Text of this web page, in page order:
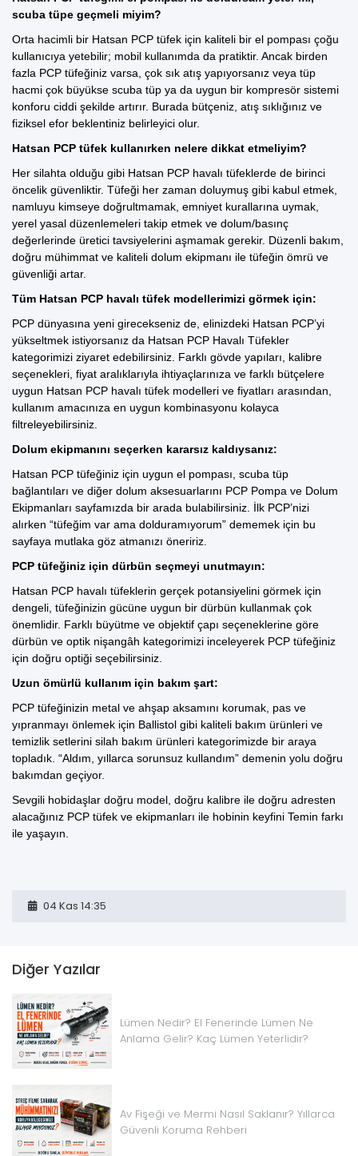
scuba tüpe geçmeli miyim?
Orta hacimli bir Hatsan PCP tüfek için kaliteli bir el pompası çoğu
kullanıcıya yetebilir; mobil kullanımda da pratiktir. Ancak birden
fazla PCP tüfeğiniz varsa, çok sık atış yapıyorsanız veya tüp
hacmi çok büyükse scuba tüp ya da uygun bir kompresör sistemi
konforu ciddi şekilde artırır. Burada bütçeniz, atış sıklığınız ve
fiziksel efor beklentiniz belirleyici olur.
Hatsan PCP tüfek kullanırken nelere dikkat etmeliyim?
Her silahta olduğu gibi Hatsan PCP havalı tüfeklerde de birinci
öncelik güvenliktir. Tüfeği her zaman doluymuş gibi kabul etmek,
namluyu kimseye doğrultmamak, emniyet kurallarına uymak,
yerel yasal düzenlemeleri takip etmek ve dolum/basınç
değerlerinde üretici tavsiyelerini aşmamak gerekir. Düzenli bakım,
doğru mühimmat ve kaliteli dolum ekipmanı ile tüfeğin ömrü ve
güvenliği artar.
Tüm Hatsan PCP havalı tüfek modellerimizi görmek için:
PCP dünyasına yeni girecekseniz de, elinizdeki Hatsan PCP’yi
yükseltmek istiyorsanız da Hatsan PCP Havalı Tüfekler
kategorimizi ziyaret edebilirsiniz. Farklı gövde yapıları, kalibre
seçenekleri, fiyat aralıklarıyla ihtiyaçlarınıza ve farklı bütçelere
uygun Hatsan PCP havalı tüfek modelleri ve fiyatları arasından,
kullanım amacınıza en uygun kombinasyonu kolayca
filtreleyebilirsiniz.
Dolum ekipmanını seçerken kararsız kaldıysanız:
Hatsan PCP tüfeğiniz için uygun el pompası, scuba tüp
bağlantıları ve diğer dolum aksesuarlarını PCP Pompa ve Dolum
Ekipmanları sayfamızda bir arada bulabilirsiniz. İlk PCP’nizi
alırken “tüfeğim var ama dolduramıyorum” dememek için bu
sayfaya mutlaka göz atmanızı öneririz.
PCP tüfeğiniz için dürbün seçmeyi unutmayın:
Hatsan PCP havalı tüfeklerin gerçek potansiyelini görmek için
dengeli, tüfeğinizin gücüne uygun bir dürbün kullanmak çok
önemlidir. Farklı büyütme ve objektif çapı seçeneklerine göre
dürbün ve optik nişangâh kategorimizi inceleyerek PCP tüfeğiniz
için doğru optiği seçebilirsiniz.
Uzun ömürlü kullanım için bakım şart:
PCP tüfeğinizin metal ve ahşap aksamını korumak, pas ve
yıpranmayı önlemek için Ballistol gibi kaliteli bakım ürünleri ve
temizlik setlerini silah bakım ürünleri kategorimizde bir araya
topladık. “Aldım, yıllarca sorunsuz kullandım” demenin yolu doğru
bakımdan geçiyor.
Sevgili hobidaşlar doğru model, doğru kalibre ile doğru adresten
alacağınız PCP tüfek ve ekipmanları ile hobinin keyfini Temin farkı
ile yaşayın.
04 Kas 14:35
Diğer Yazılar
Lümen Nedir? El Fenerinde Lümen Ne
Anlama Gelir? Kaç Lümen Yeterlidir?
Av Fişeği ve Mermi Nasıl Saklanır? Yıllarca
Güvenli Koruma Rehberi